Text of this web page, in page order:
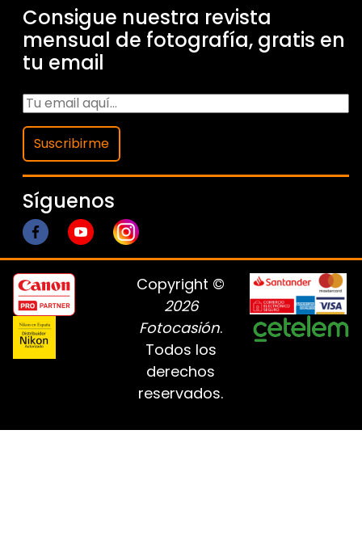
Consigue nuestra revista
mensual de fotografía, gratis en
tu email
Suscribirme
Síguenos
Copyright ©
2026
Fotocasión.
Todos los
derechos
reservados.